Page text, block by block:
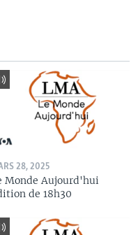
28, 2025
Monde Aujourd'hui
de 18h30